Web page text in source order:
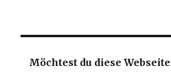
Möchtest du diese